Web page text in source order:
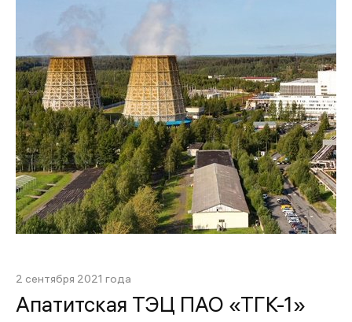
2 сентября 2021 года
Апатитская ТЭЦ ПАО «ТГК-1»